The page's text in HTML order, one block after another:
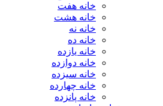
خانه هفت
خانه هشت
خانه نه
خانه ده
خانه یازده
خانه دوازده
خانه سیزده
خانه چهارده
خانه پانزده